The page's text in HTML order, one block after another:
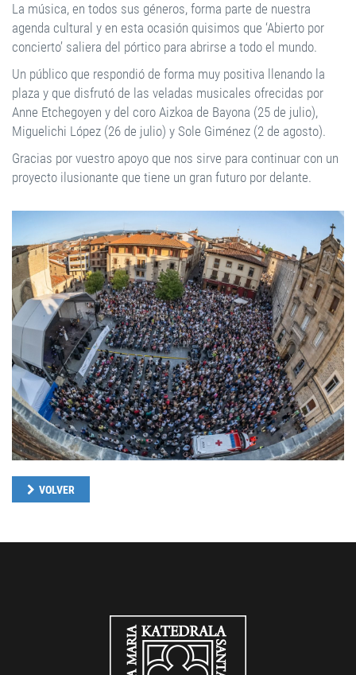
La música, en todos sus géneros, forma parte de nuestra
agenda cultural y en esta ocasión quisimos que ‘Abierto por
concierto’ saliera del pórtico para abrirse a todo el mundo.
Un público que respondió de forma muy positiva llenando la
plaza y que disfrutó de las veladas musicales ofrecidas por
Anne Etchegoyen y del coro Aizkoa de Bayona (25 de julio),
Miguelichi López (26 de julio) y Sole Giménez (2 de agosto).
Gracias por vuestro apoyo que nos sirve para continuar con un
proyecto ilusionante que tiene un gran futuro por delante.
VOLVER